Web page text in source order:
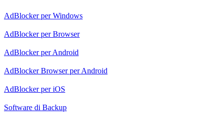
AdBlocker per Windows
AdBlocker per Browser
AdBlocker per Android
AdBlocker Browser per Android
AdBlocker per iOS
Software di Backup